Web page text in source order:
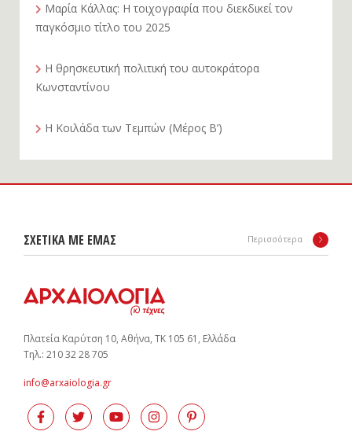
Μαρία Κάλλας: Η τοιχογραφία που διεκδικεί τον
παγκόσμιο τίτλο του 2025
Η θρησκευτική πολιτική του αυτοκράτορα
Κωνσταντίνου
Η Κοιλάδα των Τεμπών (Μέρος Β’)
ΣΧΕΤΙΚΑ ΜΕ ΕΜΑΣ Περισσότερα
Πλατεία Καρύτση 10, Αθήνα, ΤΚ 105 61, Ελλάδα
Tηλ.: 210 32 28 705
info@arxaiologia.gr